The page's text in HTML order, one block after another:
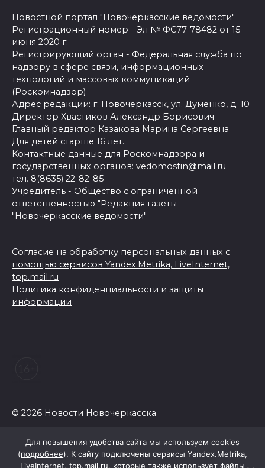
Новостной портал "Новочеркасские ведомости"
Регистрационный номер - Эл № ФС77-78482 от 15
июня 2020 г.
Регистрирующий орган - Федеральная служба по
надзору в сфере связи, информационных
технологий и массовых коммуникаций
(Роскомнадзор)
Адрес редакции: г. Новочеркасск, ул. Думенко, д. 10
Директор Хвастиков Александр Борисович
Главный редактор Казакова Марина Сергеевна
Для детей старше 16 лет.
Контактные данные для Роскомнадзора и
государственных органов: vedomostin@mail.ru
тел. 8(8635) 22-82-85
Учредитель - Общество с ограниченной
ответственностью "Редакция газеты
"Новочеркасские ведомости"
Согласие на обработку персональных данных с
помощью сервисов Yandex.Metrika, LiveInternet,
top.mail.ru
Политика конфиденциальности и защиты
информации
© 2026 Новости Новочеркасска
Для повышения удобства сайта мы используем cookies
(подробнее). К сайту подключены сервисы Yandex.Metrika,
LiveInternet, top.mail.ru, которые также использует файлы